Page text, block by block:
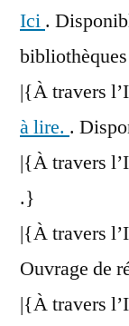
Ici .
|{À travers
à lire. .
|{À travers
.}
|{À travers
Ouvrage de
|{À travers